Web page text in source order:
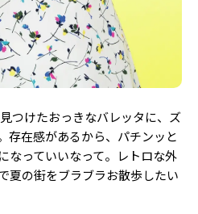
つけたおっきなバレッタに、ズ
存在感があるから、パチンッと
なっていいなって。レトロな外
夏の街をブラブラお散歩したい